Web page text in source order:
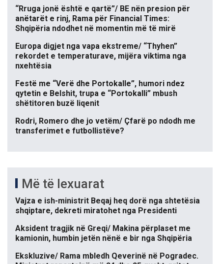
“Rruga jonë është e qartë”/ BE nën presion për
anëtarët e rinj, Rama për Financial Times:
Shqipëria ndodhet në momentin më të mirë
Europa digjet nga vapa ekstreme/ “Thyhen”
rekordet e temperaturave, mijëra viktima nga
nxehtësia
Festë me “Verë dhe Portokalle”, humori ndez
qytetin e Belshit, trupa e “Portokalli” mbush
shëtitoren buzë liqenit
Rodri, Romero dhe jo vetëm/ Çfarë po ndodh me
transferimet e futbollistëve?
Më të lexuarat
Vajza e ish-ministrit Beqaj heq dorë nga shtetësia
shqiptare, dekreti miratohet nga Presidenti
Aksident tragjik në Greqi/ Makina përplaset me
kamionin, humbin jetën nënë e bir nga Shqipëria
Ekskluzive/ Rama mbledh Qeverinë në Pogradec.